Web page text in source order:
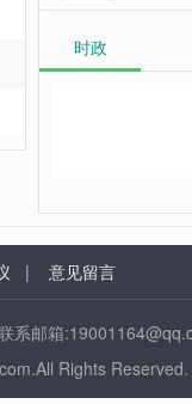
时政
| 意见留言
系邮箱
Rights